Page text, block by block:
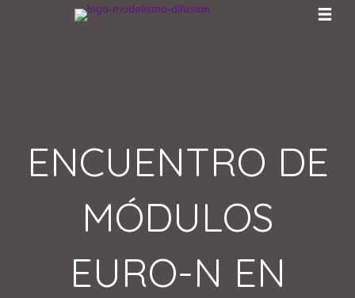
ENCUENTRO DE
MÓDULOS
EURO-N EN